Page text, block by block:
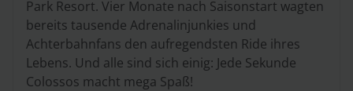
Park Resort. Vier Monate nach Saisonstart wagten
bereits tausende Adrenalinjunkies und
Achterbahnfans den aufregendsten Ride ihres
Lebens. Und alle sind sich einig: Jede Sekunde
Colossos macht mega Spaß!